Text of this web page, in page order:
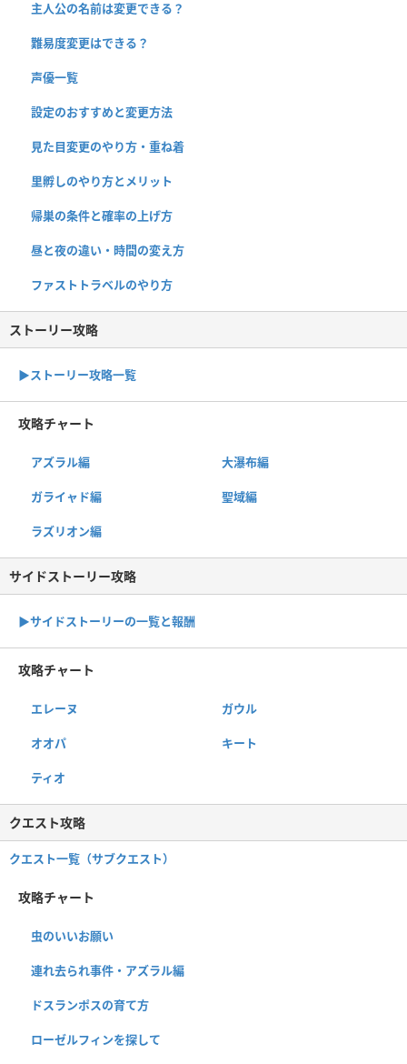
主人公の名前は変更できる？
難易度変更はできる？
声優一覧
設定のおすすめと変更方法
見た目変更のやり方・重ね着
里孵しのやり方とメリット
帰巣の条件と確率の上げ方
昼と夜の違い・時間の変え方
ファストトラベルのやり方
ストーリー攻略
▶︎ストーリー攻略一覧
攻略チャート
アズラル編 大瀑布編
ガライャド編 聖域編
ラズリオン編
サイドストーリー攻略
▶サイドストーリーの一覧と報酬
攻略チャート
エレーヌ ガウル
オオパ キート
ティオ
クエスト攻略
クエスト一覧（サブクエスト）
攻略チャート
虫のいいお願い
連れ去られ事件・アズラル編
ドスランポスの育て方
ローゼルフィンを探して